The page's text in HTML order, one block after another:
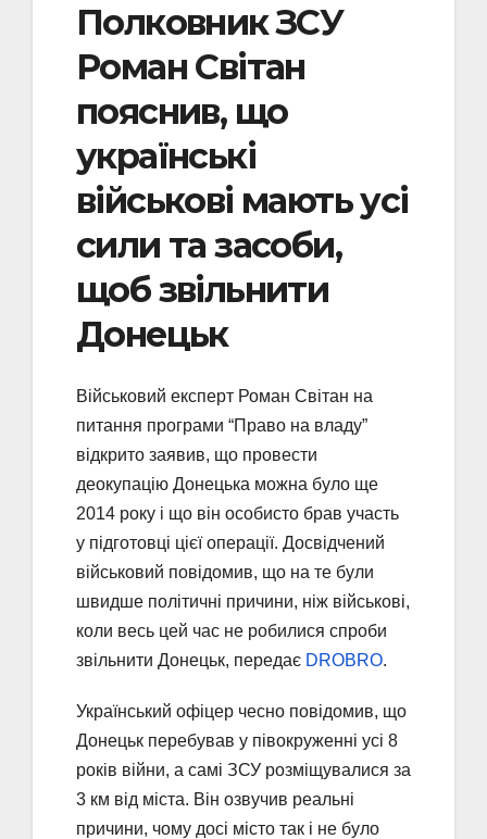
Полковник ЗСУ
Роман Світан
пояснив, що
українські
військові мають усі
сили та засоби,
щоб звільнити
Донецьк
Військовий експерт Роман Світан на
питання програми “Право на владу”
відкрито заявив, що провести
деокупацію Донецька можна було ще
2014 року і що він особисто брав участь
у підготовці цієї операції. Досвідчений
військовий повідомив, що на те були
швидше політичні причини, ніж військові,
коли весь цей час не робилися спроби
звільнити Донецьк, передає DROBRO.
Український офіцер чесно повідомив, що
Донецьк перебував у півокруженні усі 8
років війни, а самі ЗСУ розміщувалися за
3 км від міста. Він озвучив реальні
причини, чому досі місто так і не було